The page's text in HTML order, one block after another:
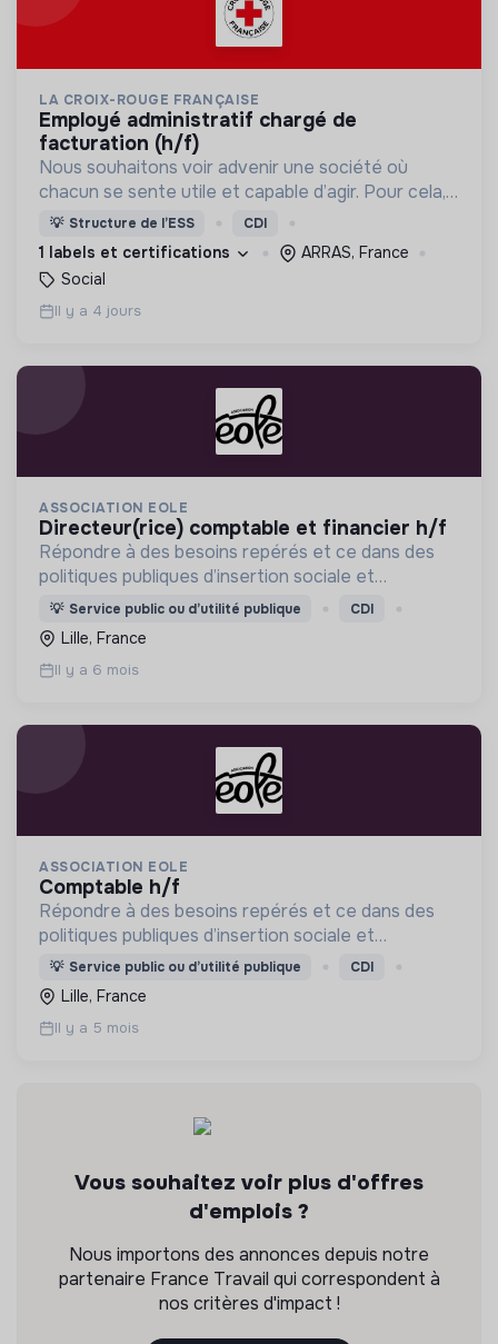
LA CROIX-ROUGE FRANÇAISE
employé administratif chargé de
facturation (h/f)
Nous souhaitons voir advenir une société où
chacun se sente utile et capable d’agir. Pour cela,
nous proposons des moyens et des lieux
d’engagement innovants et adaptés à tous.
💡 Structure de l’ESS CDI
1 labels et certifications
ARRAS, France
Social
Il y a 4 jours
ASSOCIATION EOLE
directeur(rice) comptable et financier h/f
Répondre à des besoins repérés et ce dans des
politiques publiques d’insertion sociale et
professionnelle. Comme :l’accueil, l’hébergement,
l’accompagnement, l’insertion sociale et
professionnelle
💡 Service public ou d’utilité publique CDI
Lille, France
Il y a 6 mois
ASSOCIATION EOLE
comptable h/f
Répondre à des besoins repérés et ce dans des
politiques publiques d’insertion sociale et
professionnelle. Comme :l’accueil, l’hébergement,
l’accompagnement, l’insertion sociale et
professionnelle
💡 Service public ou d’utilité publique CDI
Lille, France
Il y a 5 mois
Vous souhaitez voir plus d'offres
d'emplois ?
Nous importons des annonces depuis notre
partenaire France Travail qui correspondent à
nos critères d'impact !